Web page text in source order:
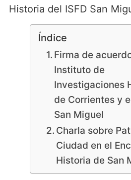
Historia del ISFD San
Índice
Firma de
Instituto de
Investigaciones
de Corrientes y
San Miguel
Charla sobre
Ciudad en el
Historia de San